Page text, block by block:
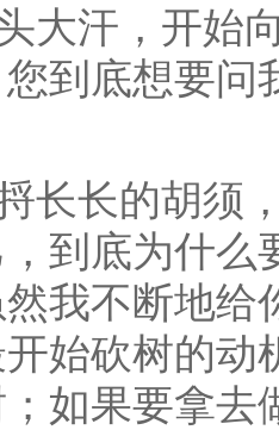
大汗，开始
到底想要问
长长的胡须
到底为什么
我不断地给
始砍树的动
如果要拿去